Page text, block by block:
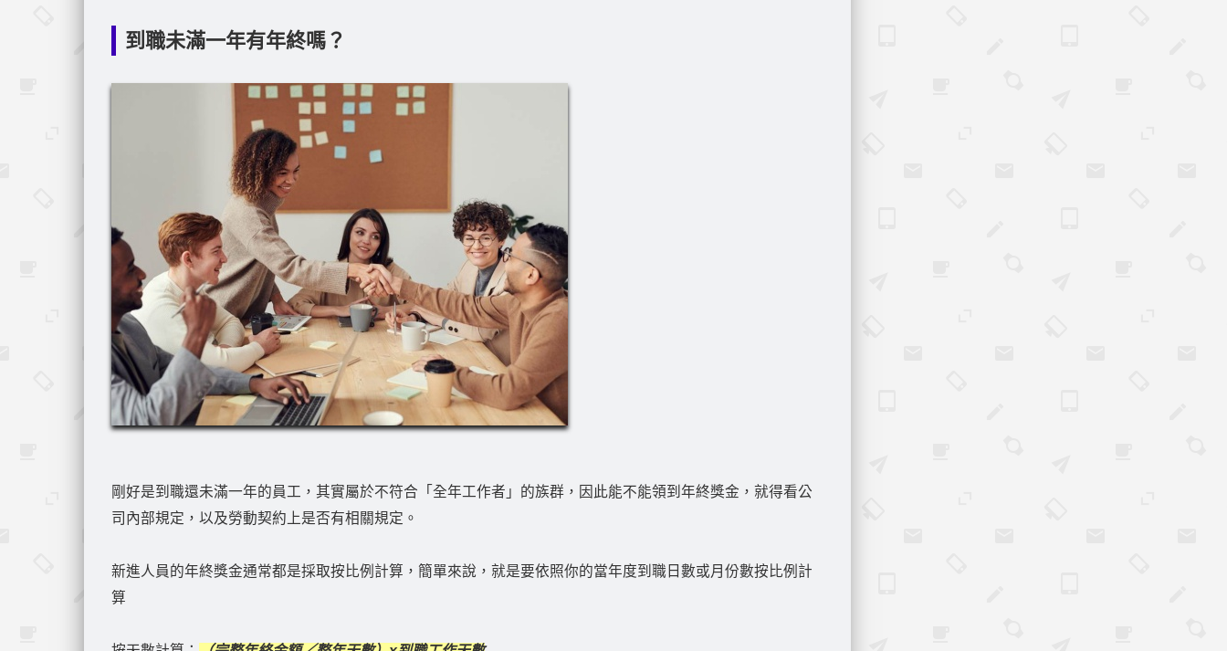
到職未滿一年有年終嗎？
剛好是到職還未滿一年的員工，其實屬於不符合「全年工作者」的族群，因此能不能領到年終獎金，就得看公
司內部規定，以及勞動契約上是否有相關規定。
新進人員的年終獎金通常都是採取按比例計算，簡單來說，就是要依照你的當年度到職日數或月份數按比例計
算